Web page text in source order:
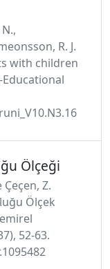
R. J.
with children
Ölçeği
Z.
Ölçek
52-63.